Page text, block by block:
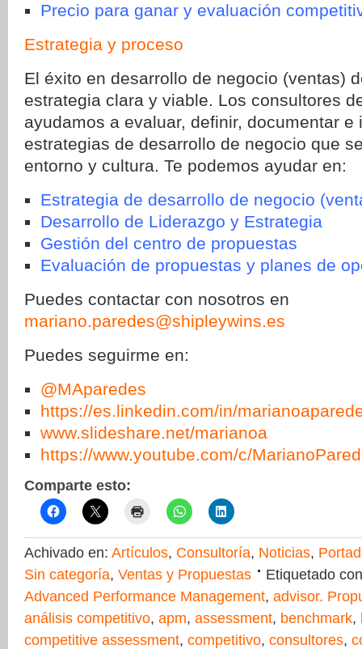
Precio para ganar y evaluación
Estrategia y proceso
El éxito en desarrollo de negocio (ventas)
estrategia clara y viable. Los consultores
ayudamos a evaluar, definir, documentar e
estrategias de desarrollo de negocio que
entorno y cultura. Te podemos ayudar en:
Estrategia de desarrollo de negocio
Desarrollo de Liderazgo y Estrategia
Gestión del centro de propuestas
Evaluación de propuestas y planes de
Puedes contactar con nosotros en
mariano.paredes@shipleywins.es
Puedes seguirme en:
@MAparedes
https://es.linkedin.com/in/
www.slideshare.net/marianoa
https://www.youtube.com/c/
Comparte esto:
Achivado en: Artículos, Consultoría, Noticias,
Sin categoría, Ventas y Propuestas
Etiquetado
Advanced Performance Management, advisor.
análisis competitivo, apm, assessment, benchmark,
competitive assessment, competitivo, consultores,